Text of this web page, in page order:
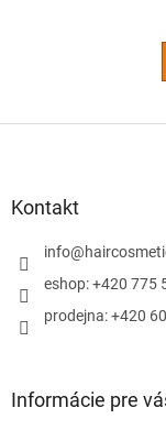
Kontakt
info@
eshop: +420 775
prodejna: +420
Informácie pre